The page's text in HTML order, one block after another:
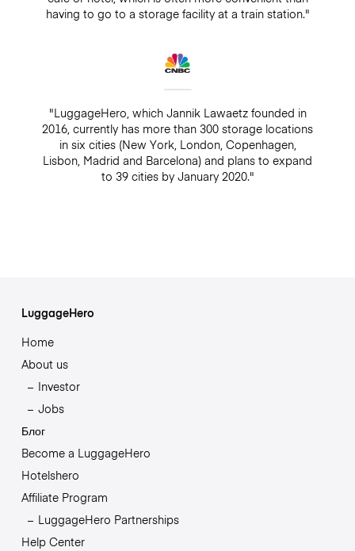
having to go to a storage facility at a train station."
"LuggageHero, which Jannik Lawaetz founded in
2016, currently has more than 300 storage locations
in six cities (New York, London, Copenhagen,
Lisbon, Madrid and Barcelona) and plans to expand
to 39 cities by January 2020."
LuggageHero
Home
About us
Investor
Jobs
Блог
Become a LuggageHero
Hotelshero
Affiliate Program
LuggageHero Partnerships
Help Center